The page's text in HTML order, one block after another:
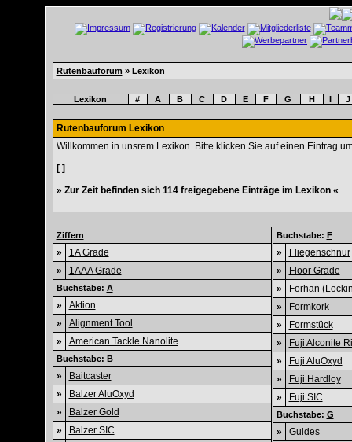
Rutenbauforum » Lexikon
Lexikon # A B C D E F G H I J
Rutenbauforum Lexikon
Willkommen in unsrem Lexikon. Bitte klicken Sie auf einen Eintrag
[ ]
» Zur Zeit befinden sich 114 freigegebene Einträge im Lexikon «
Ziffern
»
1A Grade
»
1AAA Grade
Buchstabe: A
»
Aktion
»
Alignment Tool
»
American Tackle Nanolite
Buchstabe: B
»
Baitcaster
»
Balzer AluOxyd
»
Balzer Gold
»
Balzer SIC
Buchstabe: F
»
Fliegenschnur
»
Floor Grade
»
Forhan
»
Formkork
»
Formstück
»
Fuji Alconite
»
Fuji AluOxyd
»
Fuji Hardloy
»
Fuji SIC
Buchstabe: G
» Guides